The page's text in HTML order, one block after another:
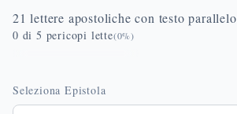
21 lettere apostoliche con testo parallelo
0 di 5 pericopi lette(0%)
Seleziona Epistola